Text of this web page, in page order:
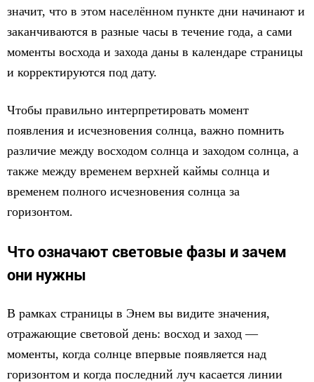
значит, что в этом населённом пункте дни начинают и
заканчиваются в разные часы в течение года, а сами
моменты восхода и захода даны в календаре страницы
и корректируются под дату.
Чтобы правильно интерпретировать момент
появления и исчезновения солнца, важно помнить
различие между восходом солнца и заходом солнца, а
также между временем верхней каймы солнца и
временем полного исчезновения солнца за
горизонтом.
Что означают световые фазы и зачем
они нужны
В рамках страницы в Энем вы видите значения,
отражающие световой день: восход и заход —
моменты, когда солнце впервые появляется над
горизонтом и когда последний луч касается линии